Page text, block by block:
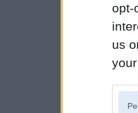
opt-
us